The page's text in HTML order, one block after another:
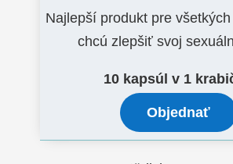
Najlepší produkt pre
chcú zlepšiť svoj
10 kapsúl v 1
Objednať